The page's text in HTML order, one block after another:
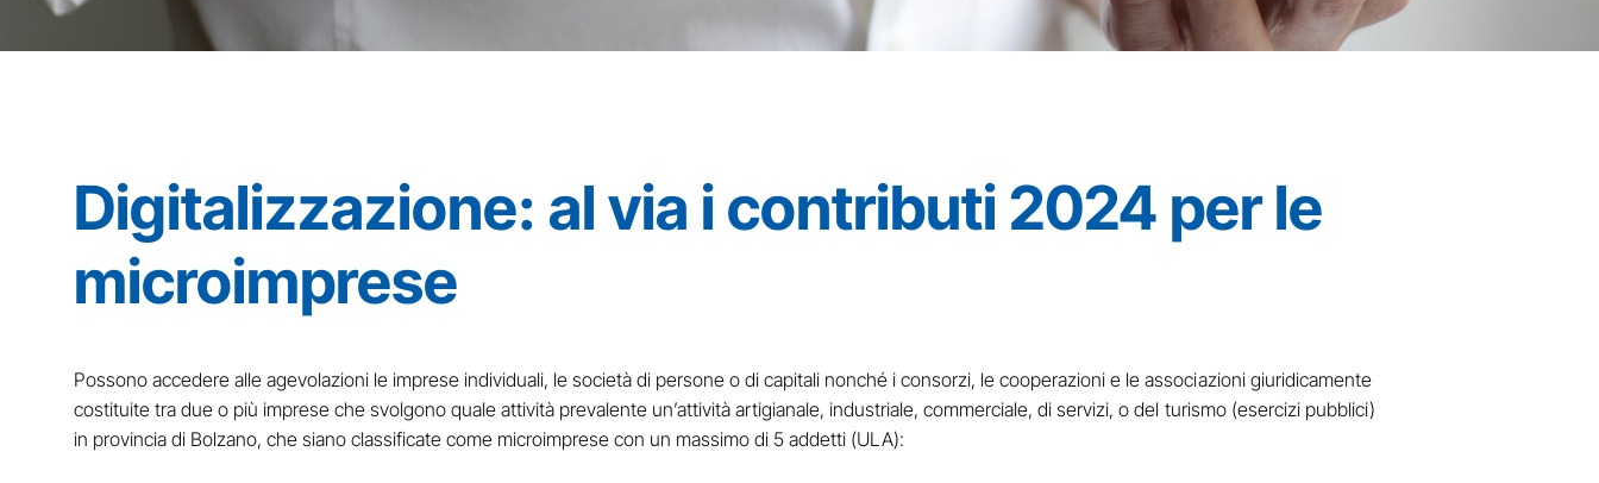
Digitalizzazione: al via i contributi 2024 per le
microimprese
Possono accedere alle agevolazioni le imprese individuali, le società di persone o di capitali nonché i consorzi, le cooperazioni e le associazioni giuridicamente
costituite tra due o più imprese che svolgono quale attività prevalente un’attività artigianale, industriale, commerciale, di servizi, o del turismo (esercizi pubblici)
in provincia di Bolzano, che siano classificate come microimprese con un massimo di 5 addetti (ULA):